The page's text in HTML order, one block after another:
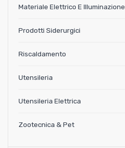
Materiale Elettrico E Illuminazione
Prodotti Siderurgici
Riscaldamento
Utensileria
Utensileria Elettrica
Zootecnica & Pet